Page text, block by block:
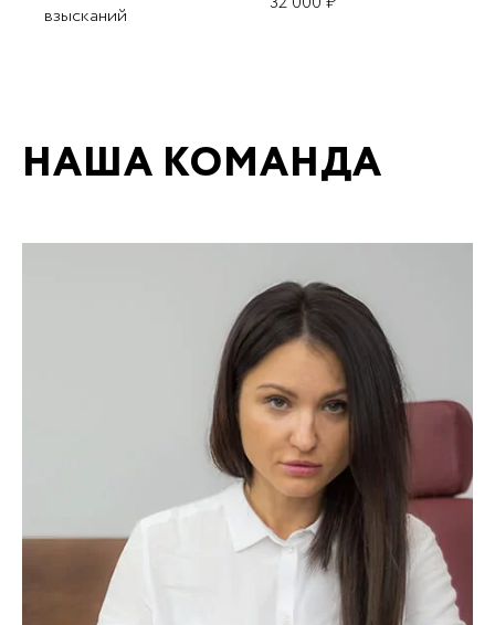
взысканий
НАША КОМАНДА